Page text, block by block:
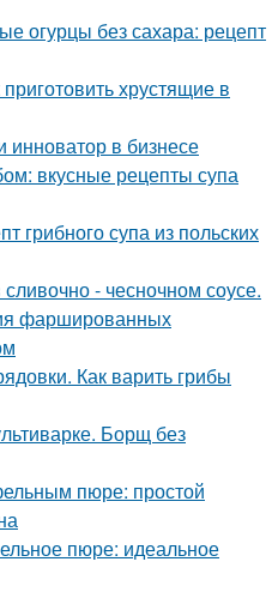
огурцы без сахара: рецепт
хрустящие в
инноватор в бизнесе
вкусные рецепты супа
грибного супа из польских
- чесночном соусе.
фаршированных
Как варить грибы
Борщ без
пюре: простой
пюре: идеальное